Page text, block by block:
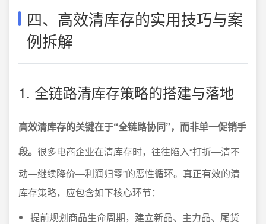
四、高效清库存的实用技巧与案
例拆解
1. 全链路清库存策略的搭建与落地
高效清库存的关键在于“全链路协同”，而非单一促销手
段。 很多电商企业在清库存时，往往陷入“打折—清不
动—继续降价—利润归零”的恶性循环。真正有效的清
库存策略，应包含如下核心环节：
提前规划商品生命周期，建立新品、主力品、尾货